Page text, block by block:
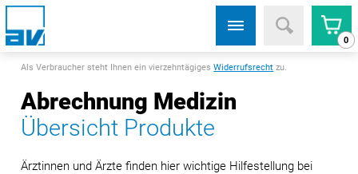
0
Als Verbraucher steht Ihnen ein vierzehntägigesWiderrufsrecht zu.
Abrechnung Medizin
Übersicht Produkte
Ärztinnen und Ärzte finden hier wichtige Hilfestellung bei